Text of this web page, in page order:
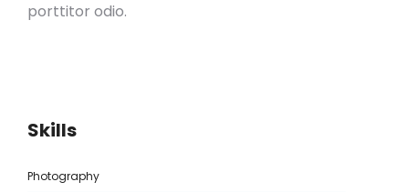
porttitor odio.
Skills
Photography